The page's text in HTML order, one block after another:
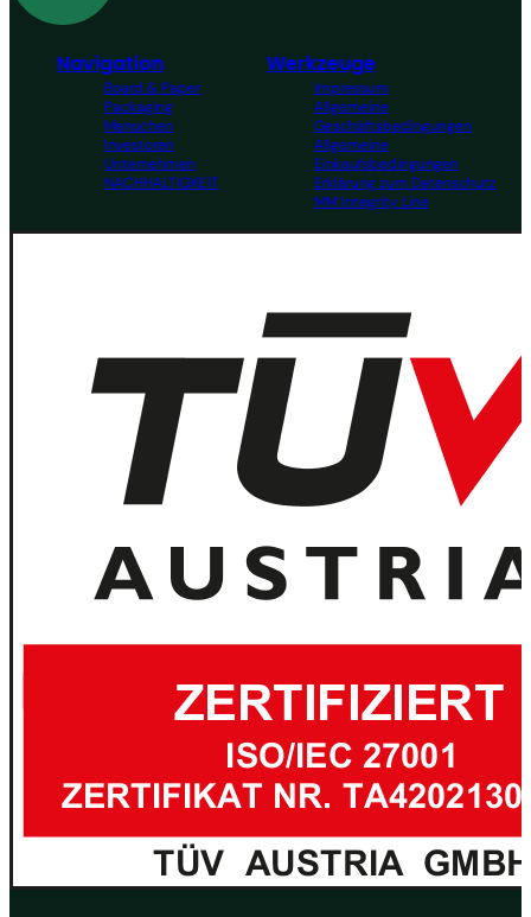
Navigation
Board & Paper
Packaging
Menschen
Investoren
Unternehmen
NACHHALTIGKEIT
Werkzeuge
Impressum
Allgemeine
Geschäftsbedingungen
Allgemeine
Einkaufsbedingungen
Erklärung zum Datenschutz
MM Integrity Line